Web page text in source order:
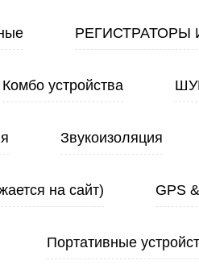
РЕГИСТРАТОРЫ
Комбо устройства
Звукоизоляция
на сайт) GPS
Портативные